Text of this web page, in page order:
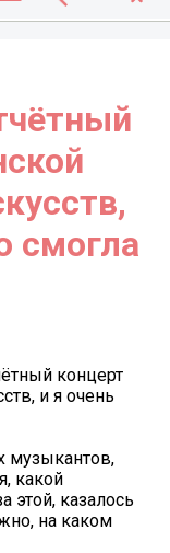
смогла
концерт
и я очень
музыкантов,
какой
этой, казалось
на каком